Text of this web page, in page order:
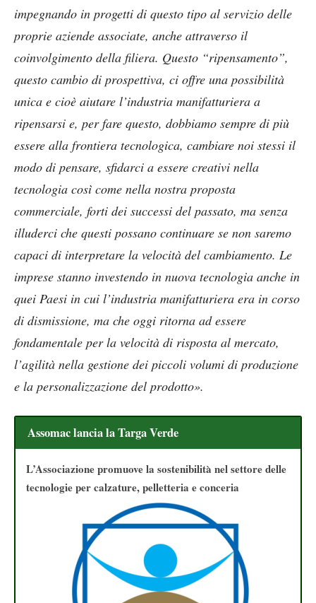
impegnando in progetti di questo tipo al servizio delle
proprie aziende associate, anche attraverso il
coinvolgimento della filiera. Questo “ripensamento”,
questo cambio di prospettiva, ci offre una possibilità
unica e cioè aiutare l’industria manifatturiera a
ripensarsi e, per fare questo, dobbiamo sempre di più
essere alla frontiera tecnologica, cambiare noi stessi il
modo di pensare, sfidarci a essere creativi nella
tecnologia così come nella nostra proposta
commerciale, forti dei successi del passato, ma senza
illuderci che questi possano continuare se non saremo
capaci di interpretare la velocità del cambiamento. Le
imprese stanno investendo in nuova tecnologia anche in
quei Paesi in cui l’industria manifatturiera era in corso
di dismissione, ma che oggi ritorna ad essere
fondamentale per la velocità di risposta al mercato,
l’agilità nella gestione dei piccoli volumi di produzione
e la personalizzazione del prodotto».
Assomac lancia la Targa Verde
L’Associazione promuove la sostenibilità nel settore delle
tecnologie per calzature, pelletteria e conceria